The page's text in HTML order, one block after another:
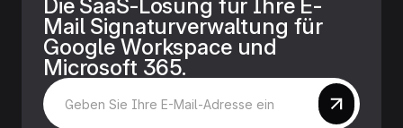
Die SaaS-Lösung für Ihre E-
Mail Signaturverwaltung für
Google Workspace und
Microsoft 365.